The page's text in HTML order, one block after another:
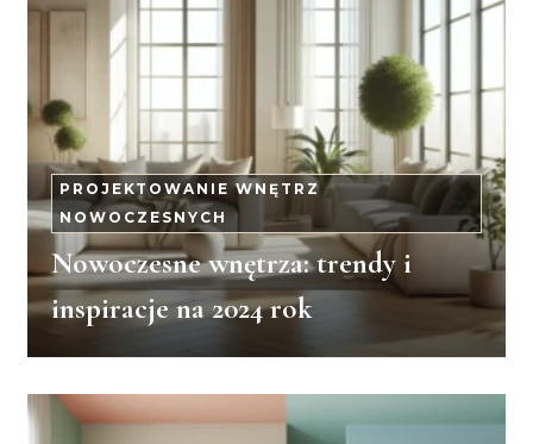
PROJEKTOWANIE WNĘTRZ
NOWOCZESNYCH
Nowoczesne wnętrza: trendy i
inspiracje na 2024 rok